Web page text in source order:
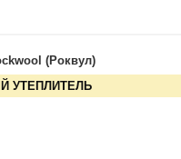
(Роквул)
УТЕПЛИТЕЛЬ